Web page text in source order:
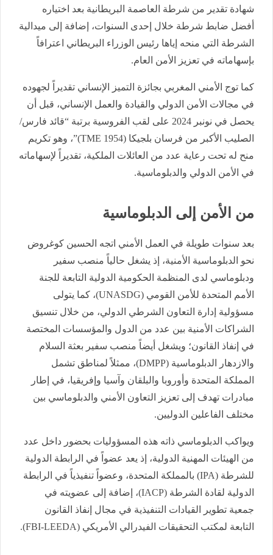
شهادة تقدير من شرطة العاصمة البريطانية بعد اختياره
أفضل ضابط شرطة خلال إحدى السنوات، إضافة إلى ميدالية
الشرطة التي منحه إياها رئيس الوزراء البريطاني اعترافاً
بإسهاماته في تعزيز الأمن العام.
كما توج الأمني المغربي بجائزة التميز الإنساني تقديراً لجهوده
في مجالات الأمن الدولي والقيادة والعمل الإنساني، قبل أن
يحصل في نونبر 2024 على لقب الفروسية برتبة “قائد فارس/
الصليب الأكبر من فرسان بلجيكا (TME 1954)”، وهو تكريم
منح له تحت رعاية عدد من العائلات الملكية، تقديراً لإسهاماته
في الأمن الدولي والدبلوماسية.
من الأمن إلى الدبلوماسية
بعد سنوات طويلة في العمل الأمني اتجه الحسين كوغروض
نحو الدبلوماسية الأمنية، إذ يشغل حالياً منصب سفير
ودبلوماسي لدى المنظمة الحكومية الدولية التابعة للجنة
الأمم المتحدة للأمن القومي (UNASDG)، كما يتولى
مسؤولية إدارة التعاون الشرطي الدولي، من خلال تنسيق
الشراكات الأمنية بين عدد من الدول والمؤسسات المختصة
في إنفاذ القانون؛ ويشغل أيضاً منصب سفير بعثة السلام
والازدهار الدبلوماسية (DMPP)، ممثلاً لمناطق تشمل
المملكة المتحدة وأوروبا والبلقان وآسيا وإفريقيا، في إطار
مبادرات تهدف إلى تعزيز التعاون الأمني والدبلوماسي بين
مختلف الفاعلين الدوليين.
ويواكب الدبلوماسي ذاته هذه المسؤوليات بحضور داخل عدد
من الهيئات المهنية الدولية، إذ يعد عضواً في الرابطة الدولية
للشرطة (IPA) بالمملكة المتحدة، وعضواً تنفيذياً في الرابطة
الدولية لقادة الشرطة (IACP)، إضافة إلى عضويته في
جمعية تطوير القيادات التنفيذية في مجال إنفاذ القانون
التابعة لمكتب التحقيقات الفيدرالي الأمريكي (FBI-LEEDA).